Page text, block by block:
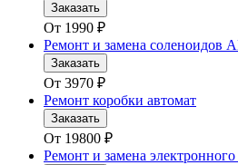
Заказать
От 1990 ₽
Ремонт и замена соленоидов
Заказать
От 3970 ₽
Ремонт коробки автомат
Заказать
От 19800 ₽
Ремонт и замена